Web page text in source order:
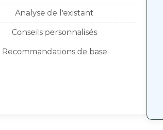
Analyse de l'existant
Conseils personnalisés
Recommandations de base